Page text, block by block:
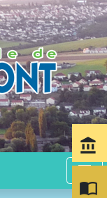
menu
account_balance
import_contacts